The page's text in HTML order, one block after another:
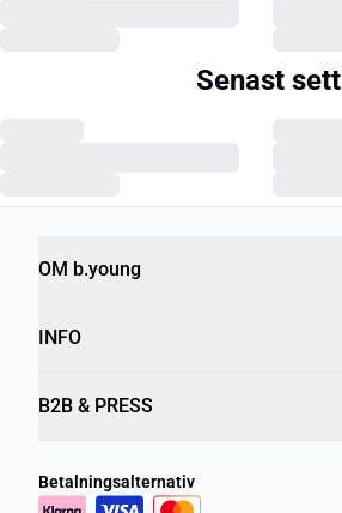
Senast sett
OM b.young
INFO
B2B & PRESS
Betalningsalternativ